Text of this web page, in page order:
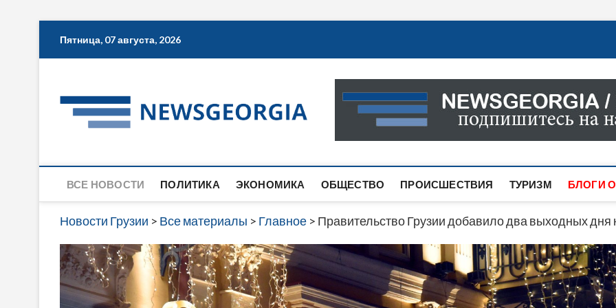
Пятница, 07 августа, 2026
Новости Грузии
САМАЯ АКТУАЛЬНАЯ ИНФОРМАЦИЯ О СОБЫТИЯХ
САЙТЕ ВЫ НАЙДЕТЕ НОВОСТИ ПОЛИТИКИ,
ВСЕ НОВОСТИ ПОЛИТИКА ЭКОНОМИКА ОБЩЕСТВО ПРОИСШЕСТВИЯ ТУРИЗМ БЛОГИ
Новости Грузии > Все материалы > Главное > Правительство Грузии добавило два выходных дня